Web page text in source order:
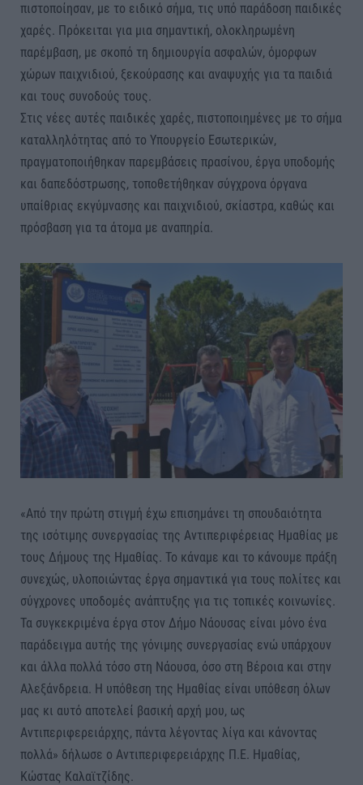
πιστοποίησαν, με το ειδικό σήμα, τις υπό παράδοση παιδικές
χαρές. Πρόκειται για μια σημαντική, ολοκληρωμένη
παρέμβαση, με σκοπό τη δημιουργία ασφαλών, όμορφων
χώρων παιχνιδιού, ξεκούρασης και αναψυχής για τα παιδιά
και τους συνοδούς τους.
Στις νέες αυτές παιδικές χαρές, πιστοποιημένες με το σήμα
καταλληλότητας από το Υπουργείο Εσωτερικών,
πραγματοποιήθηκαν παρεμβάσεις πρασίνου, έργα υποδομής
και δαπεδόστρωσης, τοποθετήθηκαν σύγχρονα όργανα
υπαίθριας εκγύμνασης και παιχνιδιού, σκίαστρα, καθώς και
πρόσβαση για τα άτομα με αναπηρία.
«Από την πρώτη στιγμή έχω επισημάνει τη σπουδαιότητα
της ισότιμης συνεργασίας της Αντιπεριφέρειας Ημαθίας με
τους Δήμους της Ημαθίας. Το κάναμε και το κάνουμε πράξη
συνεχώς, υλοποιώντας έργα σημαντικά για τους πολίτες και
σύγχρονες υποδομές ανάπτυξης για τις τοπικές κοινωνίες.
Τα συγκεκριμένα έργα στον Δήμο Νάουσας είναι μόνο ένα
παράδειγμα αυτής της γόνιμης συνεργασίας ενώ υπάρχουν
και άλλα πολλά τόσο στη Νάουσα, όσο στη Βέροια και στην
Αλεξάνδρεια. Η υπόθεση της Ημαθίας είναι υπόθεση όλων
μας κι αυτό αποτελεί βασική αρχή μου, ως
Αντιπεριφερειάρχης, πάντα λέγοντας λίγα και κάνοντας
πολλά» δήλωσε ο Αντιπεριφερειάρχης Π.Ε. Ημαθίας,
Κώστας Καλαϊτζίδης.